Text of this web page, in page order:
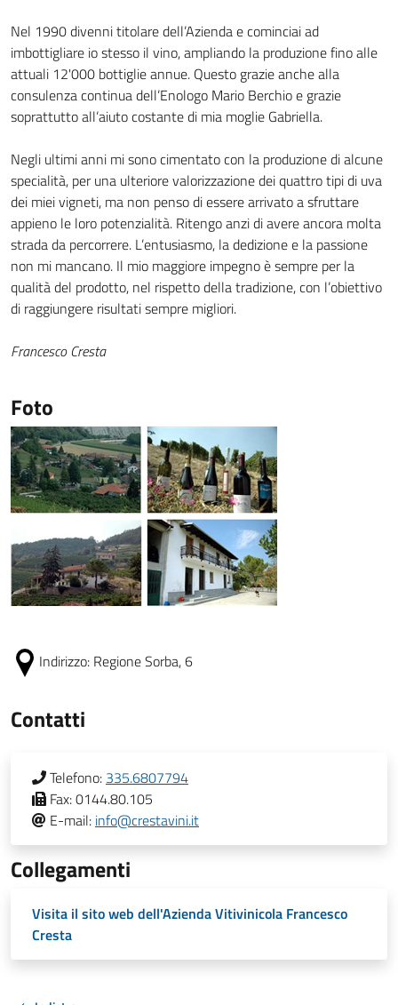
Nel 1990 divenni titolare dell’Azienda e cominciai ad
imbottigliare io stesso il vino, ampliando la produzione fino alle
attuali 12'000 bottiglie annue. Questo grazie anche alla
consulenza continua dell’Enologo Mario Berchio e grazie
soprattutto all’aiuto costante di mia moglie Gabriella.
Negli ultimi anni mi sono cimentato con la produzione di alcune
specialità, per una ulteriore valorizzazione dei quattro tipi di uva
dei miei vigneti, ma non penso di essere arrivato a sfruttare
appieno le loro potenzialità. Ritengo anzi di avere ancora molta
strada da percorrere. L’entusiasmo, la dedizione e la passione
non mi mancano. Il mio maggiore impegno è sempre per la
qualità del prodotto, nel rispetto della tradizione, con l’obiettivo
di raggiungere risultati sempre migliori.
Francesco Cresta
Foto
Indirizzo: Regione Sorba, 6
Contatti
Telefono: 335.6807794
Fax:0144.80.105
E-mail: info@crestavini.it
Collegamenti
Visita il sito web dell'Azienda Vitivinicola Francesco
Cresta